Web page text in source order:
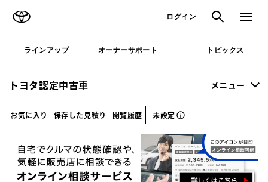
ログイン 検索 メニュ
ラインアップ オーナーサポート トピックス
トヨタ認定中古車 メニュー
お気に入り 保存した見積り 閲覧履歴 未設定